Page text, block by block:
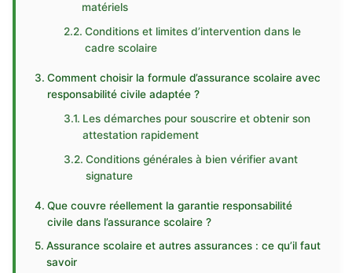
matériels
Conditions et limites d’intervention dans le
cadre scolaire
Comment choisir la formule d’assurance scolaire avec
responsabilité civile adaptée ?
Les démarches pour souscrire et obtenir son
attestation rapidement
Conditions générales à bien vérifier avant
signature
Que couvre réellement la garantie responsabilité
civile dans l’assurance scolaire ?
Assurance scolaire et autres assurances : ce qu’il faut
savoir